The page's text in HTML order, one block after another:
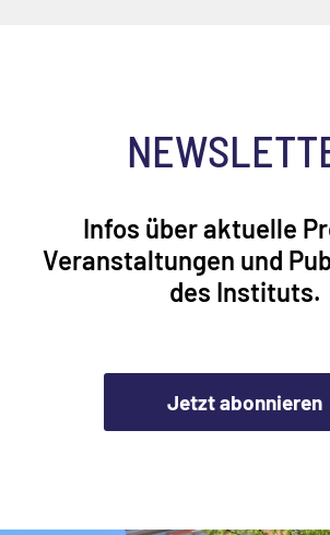
Infos über aktuelle
Veranstaltungen und
des Instituts.
Jetzt abonnieren